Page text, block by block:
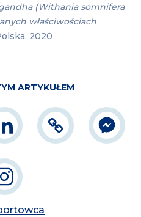
(Withania somnifera
właściwościach
2020
ARTYKUŁEM